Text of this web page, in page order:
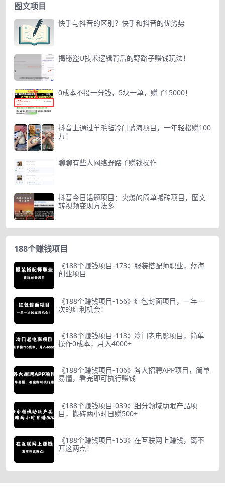
图文项目
快手与抖音的区别？快手和抖音的优劣势
揭秘盗U技术逻辑背后的野路子赚钱玩法！
0成本不投一分钱，5块一单，赚了15000！
抖音上通过羊毛毡冷门蓝海项目，一年轻松赚100
万！
聊聊有些人网络野路子赚钱操作
抖音今日话题项目：火爆的简单搬砖项目，图文
转视频变现方法多
188个赚钱项目
《188个赚钱项目-173》服装搭配师职业，蓝海
创业项目
《188个赚钱项目-156》红包封面项目，一年一
次的红利机会！
《188个赚钱项目-113》冷门老电影项目，简单
操作0成本，月入4000+
《188个赚钱项目-106》各大招聘APP项目，简单
易懂，看完即可执行赚钱
《188个赚钱项目-039》细分领域助眠产品项
目，搬砖两小时日赚500+
《188个赚钱项目-153》在互联网上赚钱，离不
开这两点！